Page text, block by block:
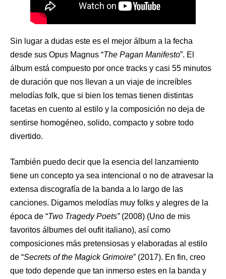
Sin lugar a dudas este es el mejor álbum a la fecha
desde sus Opus Magnus “The Pagan Manifesto”. El
álbum está compuesto por once tracks y casi 55 minutos
de duración que nos llevan a un viaje de increíbles
melodías folk, que si bien los temas tienen distintas
facetas en cuento al estilo y la composición no deja de
sentirse homogéneo, solido, compacto y sobre todo
divertido.
También puedo decir que la esencia del lanzamiento
tiene un concepto ya sea intencional o no de atravesar la
extensa discografía de la banda a lo largo de las
canciones. Digamos melodías muy folks y alegres de la
época de “Two Tragedy Poets” (2008) (Uno de mis
favoritos álbumes del oufit italiano), así como
composiciones más pretensiosas y elaboradas al estilo
de “Secrets of the Magick Grimoire” (2017). En fin, creo
que todo depende que tan inmerso estes en la banda y